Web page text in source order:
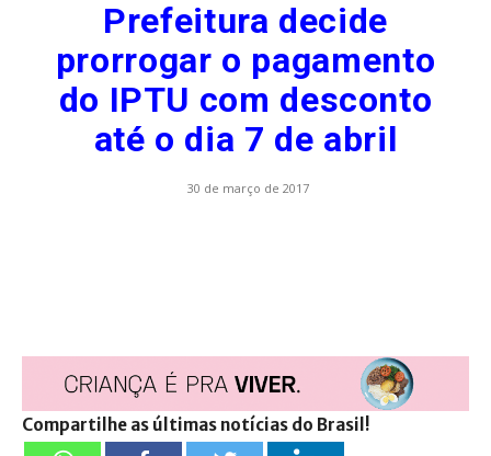
Prefeitura decide
prorrogar o pagamento
do IPTU com desconto
até o dia 7 de abril
30 de março de 2017
Compartilhe as últimas notícias do Brasil!